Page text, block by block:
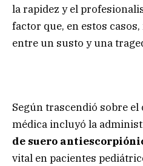
la rapidez y el
factor que, en estos
entre un susto y una
Según trascendió sobre el
médica incluyó la
de suero
vital en pacientes